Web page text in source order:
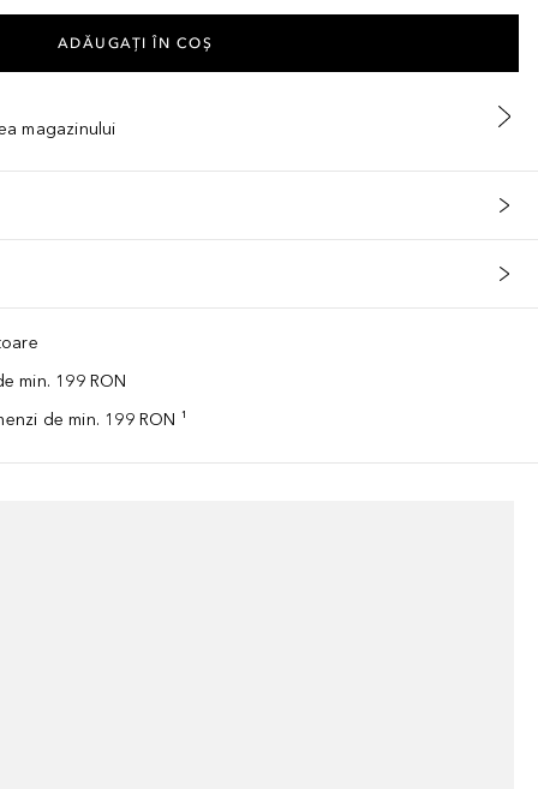
ADĂUGAȚI ÎN COŞ
magazinului
min. 199 RON
de min. 199 RON ¹